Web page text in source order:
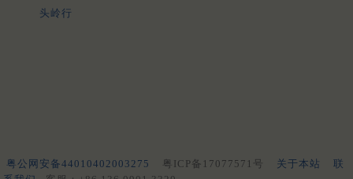
头岭行
粤公网安备44010402003275 粤ICP备17077571号 关于本站
联